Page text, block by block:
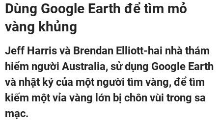
Dùng Google Earth để tìm mỏ
vàng khủng
Jeff Harris và Brendan Elliott-hai nhà thám
hiểm người Australia, sử dụng Google Earth
và nhật ký của một người tìm vàng, để tìm
kiếm một vỉa vàng lớn bị chôn vùi trong sa
mạc.